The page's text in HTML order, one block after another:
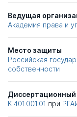
Ведущая
Академия права и
Место защиты
Российская
собственности
Диссертационный
К 401.001.01 при